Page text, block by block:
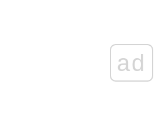
ad